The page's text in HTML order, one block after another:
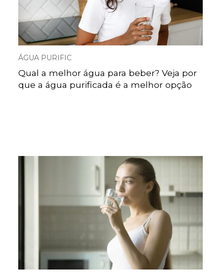
ÁGUA PURIFIC
Qual a melhor água para beber? Veja por
que a água purificada é a melhor opção